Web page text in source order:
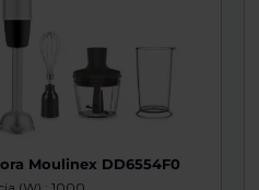
Moulinex DD6554F0